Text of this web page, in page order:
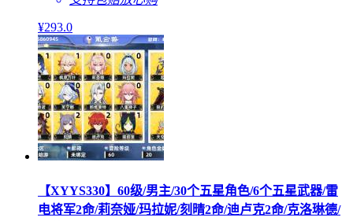
¥293.0
【XYYS330】60级/男主/30个五星角色/6个五星武器/雷
电将军2命/莉奈娅/玛拉妮/刻晴2命/迪卢克2命/克洛琳德/